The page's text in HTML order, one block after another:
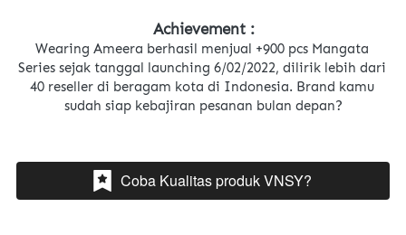
Achievement :
Wearing Ameera berhasil menjual +900 pcs Mangata
Series sejak tanggal launching 6/02/2022, dilirik lebih dari
40 reseller di beragam kota di Indonesia. Brand kamu
sudah siap kebajiran pesanan bulan depan?
` Coba Kualitas produk VNSY?